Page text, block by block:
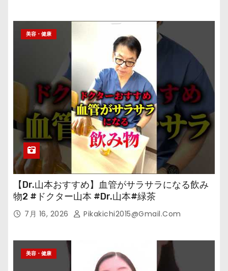
美容・健康
【Dr.山本おすすめ】血管がサラサラになる飲み
物2 #ドクター山本 #Dr.山本#緑茶
7月 16, 2026 Pikakichi2015@gmail.com
美容・健康